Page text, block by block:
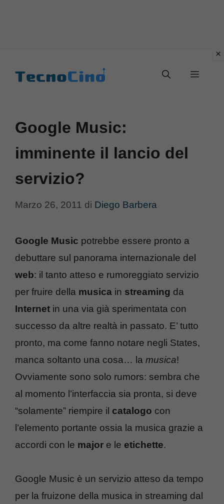
Menu
Google Music:
imminente il lancio del
servizio?
Marzo 26, 2011 di Diego Barbera
Google Music potrebbe essere pronto a
debuttare sul panorama internazionale del
web: il tanto atteso e rumoreggiato servizio
per fruire della musica in streaming da
Internet in una via già sperimentata con
successo da altre realtà in passato. E’ tutto
pronto, ma come fanno notare negli States,
manca soltanto una cosa… la musica!
Ovviamente sono solo rumors: sembra che
al momento l’interfaccia sia pronta, si deve
“solamente” riempire il catalogo con
l’elemento portante ossia la musica grazie a
accordi con le major e le etichette.
Google Music è un servizio atteso da tempo
per la fruizone della musica in streaming dal